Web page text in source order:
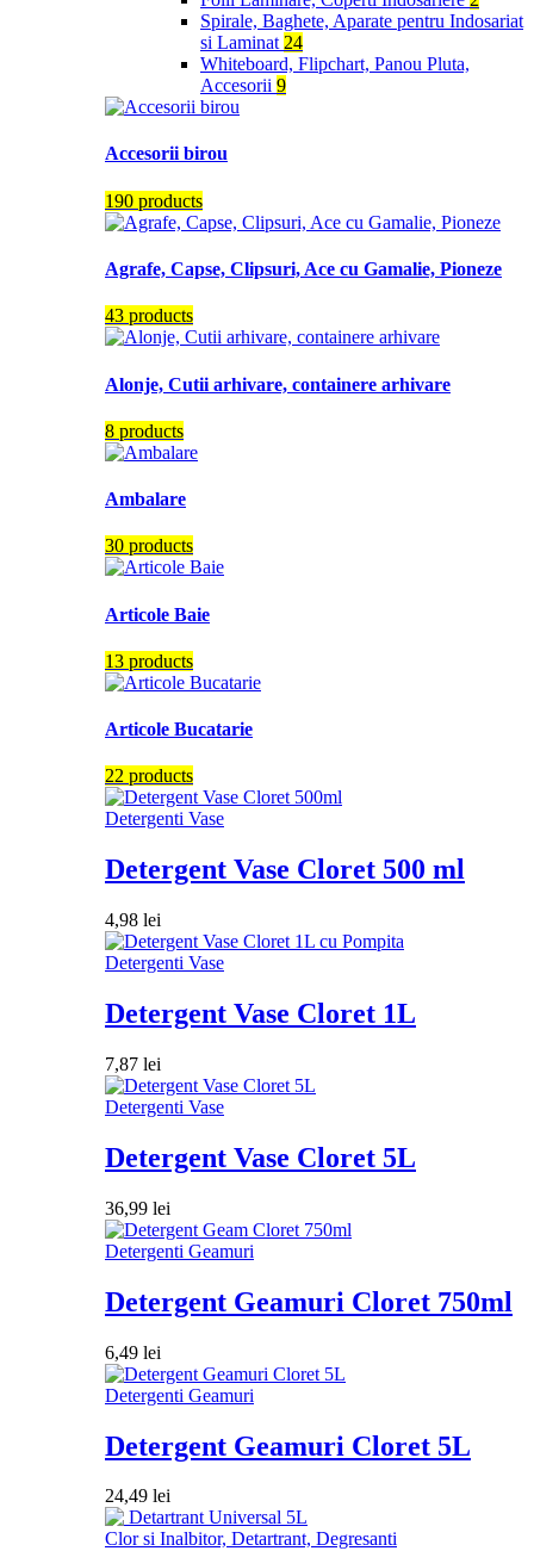
Spirale, Baghete, Aparate pentru Indosariat
si Laminat 24
Whiteboard, Flipchart, Panou Pluta,
Accesorii 9
Accesorii birou
190 products
Agrafe, Capse, Clipsuri, Ace cu Gamalie, Pioneze
43 products
Alonje, Cutii arhivare, containere arhivare
8 products
Ambalare
30 products
Articole Baie
13 products
Articole Bucatarie
22 products
Detergenti Vase
Detergent Vase Cloret 500 ml
4,98 lei
Detergenti Vase
Detergent Vase Cloret 1L
7,87 lei
Detergenti Vase
Detergent Vase Cloret 5L
36,99 lei
Detergenti Geamuri
Detergent Geamuri Cloret 750ml
6,49 lei
Detergenti Geamuri
Detergent Geamuri Cloret 5L
24,49 lei
Clor si Inalbitor, Detartrant, Degresanti